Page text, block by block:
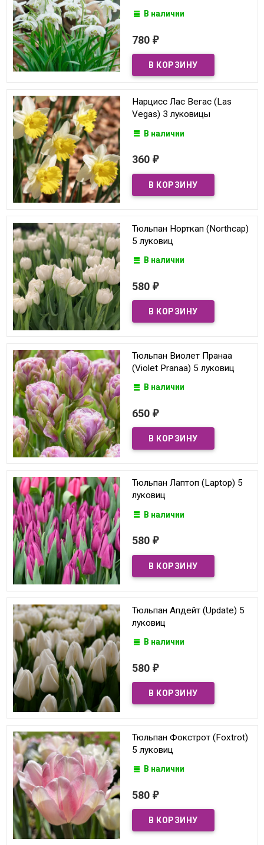
В наличии
780 ₽
Нарцисс Лас Вегас (Las
Vegas) 3 луковицы
В наличии
360 ₽
Тюльпан Норткап (Northcap)
5 луковиц
В наличии
580 ₽
Тюльпан Виолет Пранаа
(Violet Pranaa) 5 луковиц
В наличии
650 ₽
Тюльпан Лаптоп (Laptop) 5
луковиц
В наличии
580 ₽
Тюльпан Апдейт (Update) 5
луковиц
В наличии
580 ₽
Тюльпан Фокстрот (Foxtrot)
5 луковиц
В наличии
580 ₽